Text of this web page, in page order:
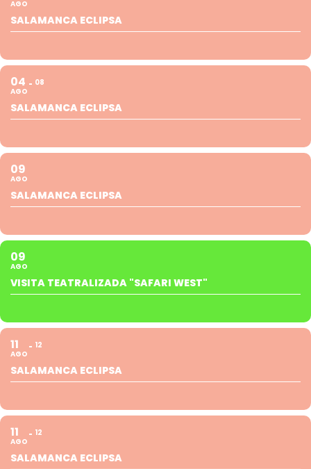
AGO
SALAMANCA ECLIPSA
04
AGO
08
SALAMANCA ECLIPSA
09
AGO
SALAMANCA ECLIPSA
09
AGO
VISITA TEATRALIZADA "SAFARI WEST"
11
AGO
12
SALAMANCA ECLIPSA
11
AGO
12
SALAMANCA ECLIPSA